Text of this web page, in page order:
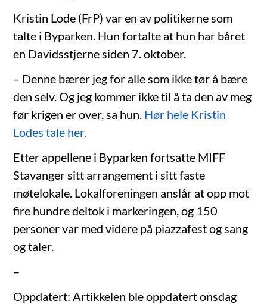
Kristin Lode (FrP) var en av politikerne som
talte i Byparken. Hun fortalte at hun har båret
en Davidsstjerne siden 7. oktober.
– Denne bærer jeg for alle som ikke tør å bære
den selv. Og jeg kommer ikke til å ta den av meg
før krigen er over, sa hun. Hør hele Kristin
Lodes tale her.
Etter appellene i Byparken fortsatte MIFF
Stavanger sitt arrangement i sitt faste
møtelokale. Lokalforeningen anslår at opp mot
fire hundre deltok i markeringen, og 150
personer var med videre på piazzafest og sang
og taler.
–
Oppdatert: Artikkelen ble oppdatert onsdag